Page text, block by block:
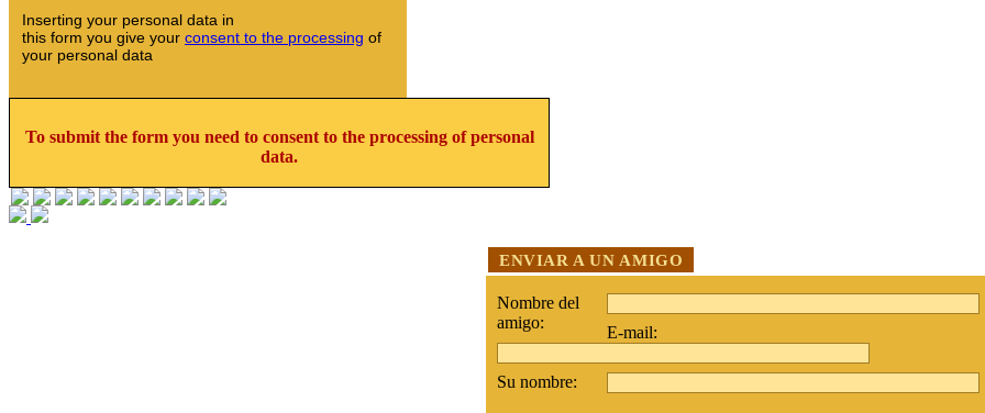
Inserting your personal data in
this form you give your consent to the processing of
your personal data
To submit the form you need to consent to the processing of personal
data.
ENVIAR A UN AMIGO
Nombre del
amigo:
E-mail:
Su nombre: